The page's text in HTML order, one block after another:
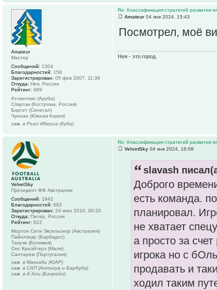
Re: Классификация стратегий развития
Amateur 04 янв 2024, 15:43
Посмотрел, моё
Нея - это город.
Amateur
Мастер
Сообщений: 1304
Благодарностей: 158
Зарегистрирован: 05 фев 2007, 11:36
Откуда: Нея, Россия
Рейтинг: 689
Атлантико (Аруба)
Спартак (Кострома, Россия)
Баргет (Сенегал)
Чуннан (Южная Корея)
зам. в Реал Ибериа (Куба)
Re: Классификация стратегий развития
VelvetSky 04 янв 2024, 16:08
slavash
Доброго
есть команда.
планировал.
не хватает
а просто за
игрока но с
продавать и
ходил таким
VelvetSky
Президент ФФ Австралии
Сообщений: 1942
Благодарностей: 683
Зарегистрирован: 24 июн 2010, 00:20
Откуда: Питер, Россия
Рейтинг: 822
Мортон Сити Эксельсиор (Австралия)
Пайнлэндс (Барбадос)
Тахучи (Боливия)
Онс Криэйтерз (Мали)
Сантарем (Португалия)
зам. в Маккаби (ЮАР)
зам. в САП (Антигуа и Барбуда)
зам. в А`Али (Бахрейн)